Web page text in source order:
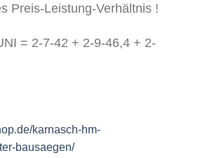
Preis-Leistung-Verhältnis !
= 2-7-42 + 2-9-46,4 + 2-
karnasch-hm-
bausaegen/